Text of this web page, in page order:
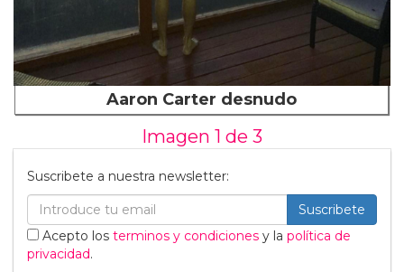
Aaron Carter desnudo
Imagen 1 de 3
Suscribete a nuestra newsletter:
Suscribete
Acepto los terminos y condiciones y la política de
privacidad.